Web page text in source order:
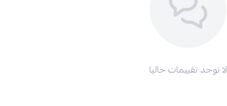
لا توجد تقييمات حاليا